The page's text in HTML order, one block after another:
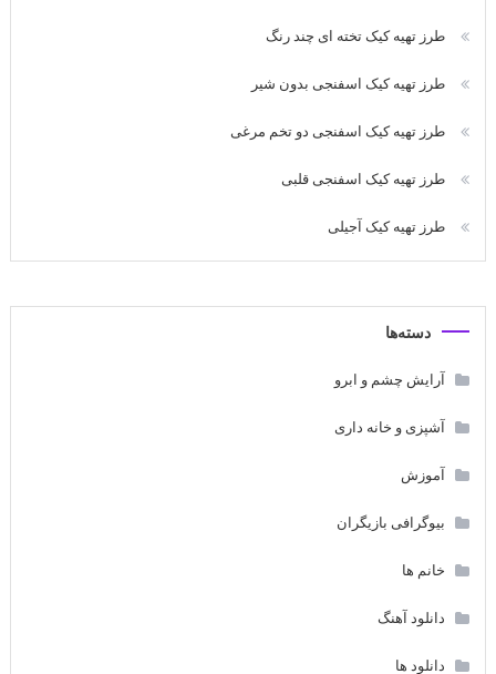
طرز تهیه کیک تخته ای چند رنگ
طرز تهیه کیک اسفنجی بدون شیر
طرز تهیه کیک اسفنجی دو تخم مرغی
طرز تهیه کیک اسفنجی قلبی
طرز تهیه کیک آجیلی
دسته‌ها
آرایش چشم و ابرو
آشپزی و خانه داری
آموزش
بیوگرافی بازیگران
خانم ها
دانلود آهنگ
دانلود ها